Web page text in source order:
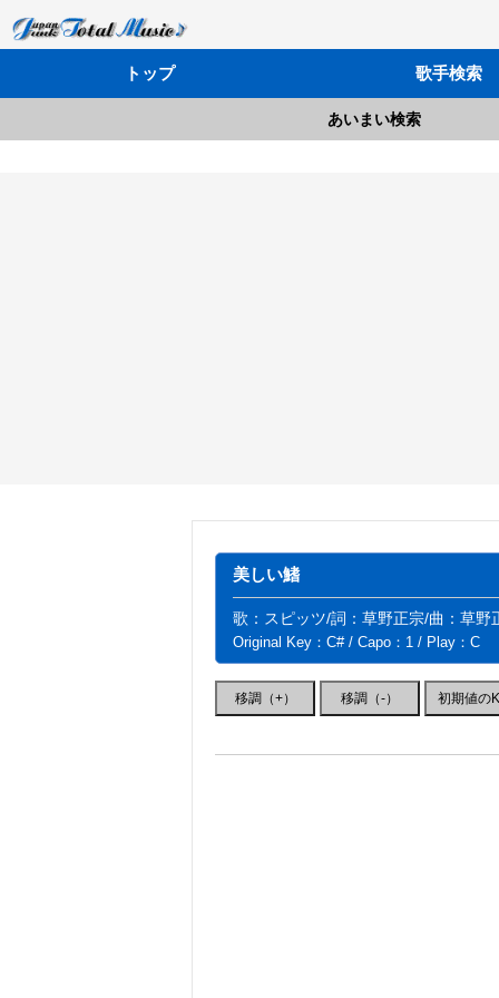
トップ 歌手検索
あいまい検索
美しい鰭
歌：スピッツ/詞：草野正宗/曲：草野
Original Key：C# / Capo：1 / Play：C